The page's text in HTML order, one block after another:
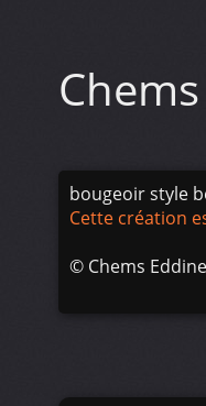
bougeoir style
Cette création
© Chems